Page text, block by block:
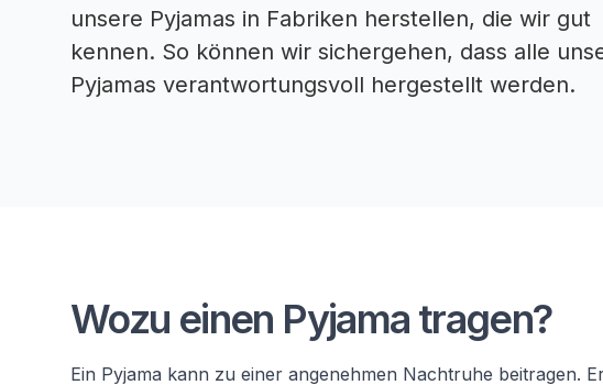
unsere Pyjamas in Fabriken herstellen, die wir gut
kennen. So können wir sichergehen, dass alle
Pyjamas verantwortungsvoll hergestellt werden.
De Zeeman pyjama:
Wozu einen Pyjama tragen?
Ein Pyjama kann zu einer angenehmen Nachtruhe beitragen.